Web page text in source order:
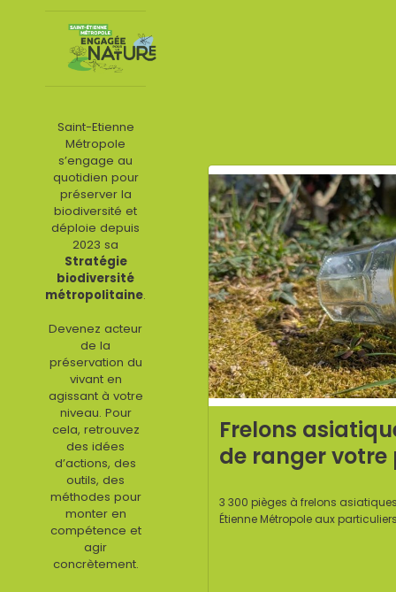
Saint-Etienne
Métropole
s’engage au
quotidien pour
préserver la
biodiversité et
déploie depuis
2023 sa
Stratégie
biodiversité
métropolitaine.
Devenez acteur
de la
préservation du
vivant en
agissant à votre
niveau. Pour
cela, retrouvez
des idées
d’actions, des
outils, des
méthodes pour
monter en
compétence et
agir
concrètement.
Frelons asiatiques : il est temps
de ranger votre piège !
3 300 pièges à frelons asiatiques ont été distribués par Saint-
Étienne Métropole aux particuliers et aux agents en 2026. La ...